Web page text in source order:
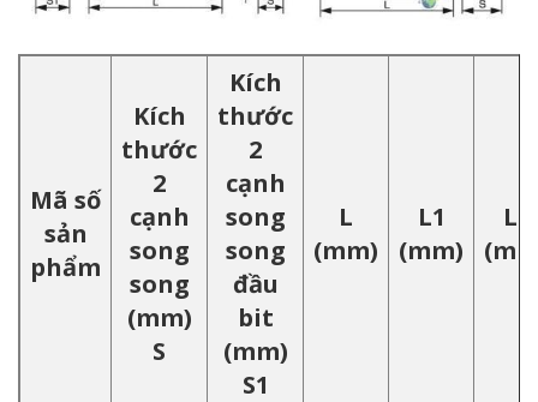
Mã số
sản
phẩm
Kích
thước
2
cạnh
song
song
(mm)
S
Kích
thước
2
cạnh
song
song
đầu
bit
(mm)
S1
L
(mm)
L1
(mm)
L2